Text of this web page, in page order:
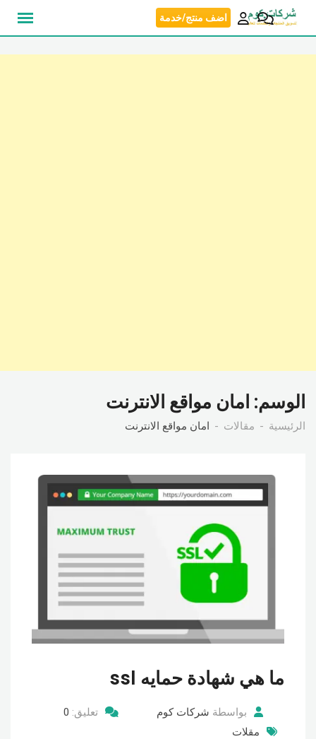
انتقل
اضف منتج/خدمة
الوسم: امان مواقع الانترنت
الرئيسية مقالات امان مواقع الانترنت
ما هي شهادة حمايه ssl
بواسطة شركات كوم تعليق: 0
مقلات